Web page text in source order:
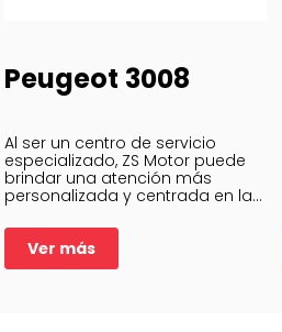
Peugeot 3008
Al ser un centro de servicio
especializado, ZS Motor puede
brindar una atención más
personalizada y centrada en las
necesidades específicas de tu
Peugeot 5008.
Ver más